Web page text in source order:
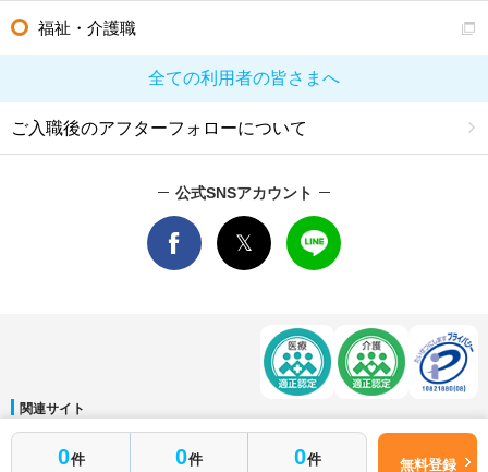
0件 0件 0件 無料登録
福祉・介護職
全ての利用者の皆さまへ
ご入職後のアフターフォローについて
公式SNSアカウント
関連サイト
マイナビDOCTOR│マイナビ看護師│マイナビ薬剤師│マイナビ保育士
運営会社